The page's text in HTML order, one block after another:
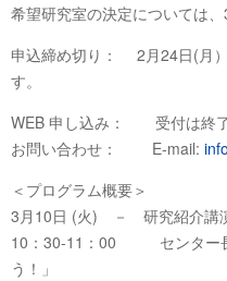
希望研究室の決定については、
申込締め切り： 2月24日(月
す。
WEB 申し込み： 受付は終了
お問い合わせ： E-mail:
＜プログラム概要＞
3月10日 (火) － 研究紹介講
10：30-11：00 センター長
う！」